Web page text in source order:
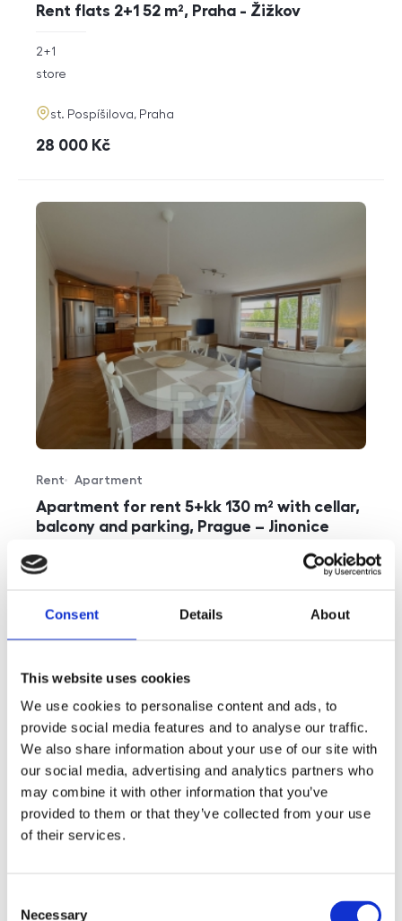
Consent Details About
This website uses cookies
We use cookies to personalise content and ads, to
provide social media features and to analyse our traffic.
We also share information about your use of our site with
our social media, advertising and analytics partners who
may combine it with other information that you’ve
provided to them or that they’ve collected from your use
of their services.
Necessary
Rent flats 2+1 52 m², Praha - Žižkov
rozměry
2+1
funkce
store
adresa
st. Pospíšilova, Praha
cena
28 000 Kč
Apartment for rent 5+kk 130 m² with cellar,
balcony and parking, Prague – Jinonice
Offer type
Rent
Property type
Apartment
rozměry
disposition
5+kk